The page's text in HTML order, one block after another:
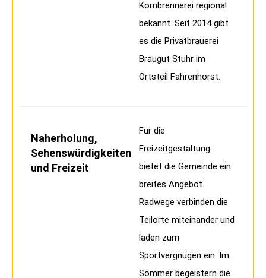
Kornbrennerei regional
bekannt. Seit 2014 gibt
es die Privatbrauerei
Braugut Stuhr im
Ortsteil Fahrenhorst.
Naherholung,
Sehenswürdigkeiten
und Freizeit
Für die
Freizeitgestaltung
bietet die Gemeinde ein
breites Angebot.
Radwege verbinden die
Teilorte miteinander und
laden zum
Sportvergnügen ein. Im
Sommer begeistern die